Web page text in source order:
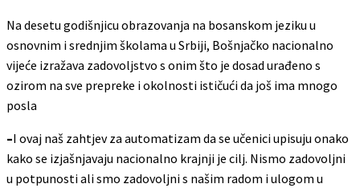
Na desetu godišnjicu obrazovanja na bosanskom jeziku u
osnovnim i srednjim školama u Srbiji, Bošnjačko nacionalno
vijeće izražava zadovoljstvo s onim što je dosad urađeno s
ozirom na sve prepreke i okolnosti ističući da još ima mnogo
posla
–I ovaj naš zahtjev za automatizam da se učenici upisuju onako
kako se izjašnjavaju nacionalno krajnji je cilj. Nismo zadovoljni
u potpunosti ali smo zadovoljni s našim radom i ulogom u